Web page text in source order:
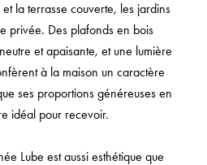
la terrasse couverte, les jardins
privée. Des plafonds en bois
et apaisante, et une lumière
à la maison un caractère
ses proportions généreuses en
idéal pour recevoir.
Lube est aussi esthétique que